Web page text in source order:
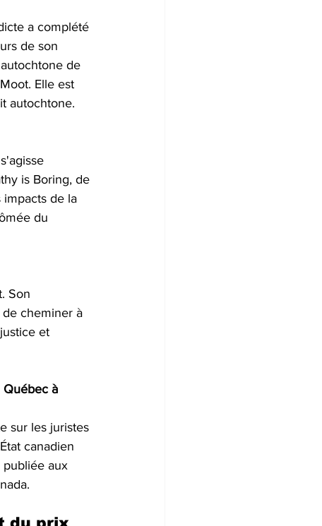
a complété
de son
de
Elle est
autochtone.
is Boring, de
de la
du
Son
cheminer à
et
Québec à
sur les juristes
canadien
publiée aux